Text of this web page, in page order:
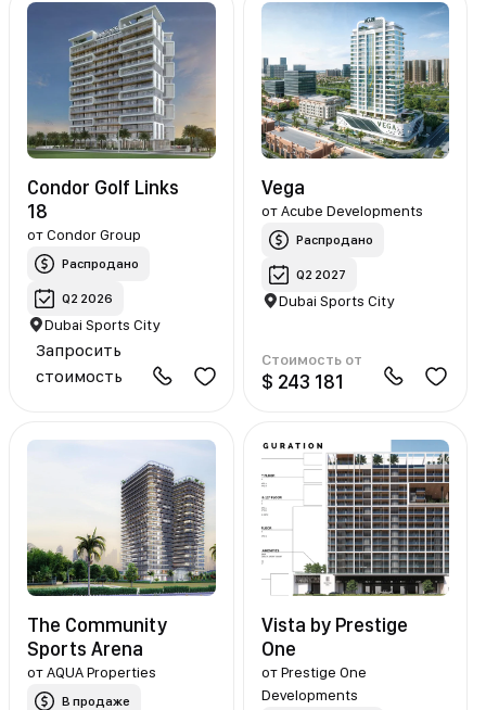
Condor Golf Links
18
отCondor Group
Распродано
Q2 2026
Dubai Sports City
Запросить
стоимость
Vega
от Acube Developments
Распродано
Q2 2027
Dubai Sports City
Стоимость от
$ 243 181
The Community
Sports Arena
отAQUA Properties
В продаже
Vista by Prestige
One
от Prestige One
Developments